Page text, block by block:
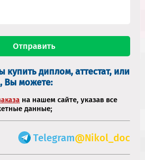
купить диплом, аттестат, или
Вы можете:
на нашем сайте, указав все
данные;
Telegram@Nikol_doc